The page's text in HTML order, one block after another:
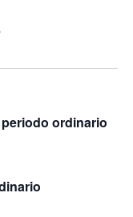
ordinario